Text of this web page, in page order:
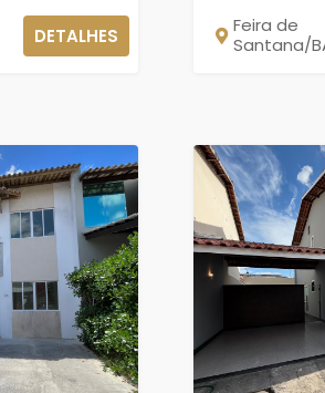
DETALHES
Feira de
Santana/